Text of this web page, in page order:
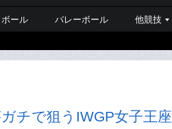
ール バレーボール 他競技
チで狙うIWGP女子王座